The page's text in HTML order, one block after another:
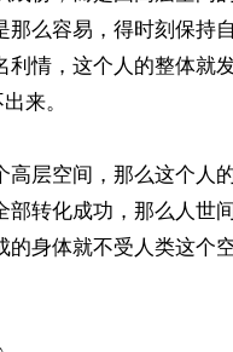
么容易，得时刻保持
情，这个人的整体就
来。
层空间，那么这个人
转化成功，那么人世
身体就不受人类这个